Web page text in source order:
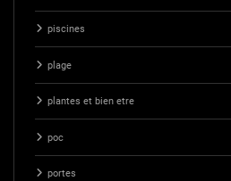
piscines
plage
plantes et bien etre
poc
portes